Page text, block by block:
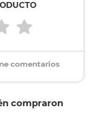
comentarios
compraron